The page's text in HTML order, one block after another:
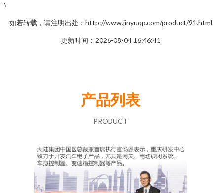
如若转载，请注明出处：http://www.jinyuqp.com/product/91.html
更新时间：2026-08-04 16:46:41
产品列表
PRODUCT